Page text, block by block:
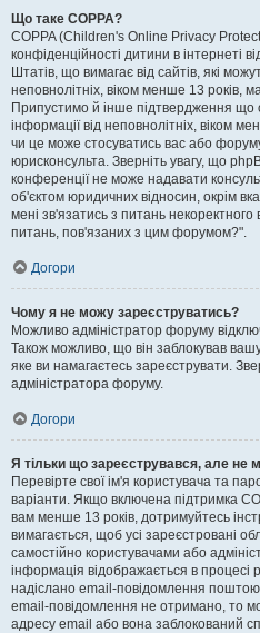
Що таке COPPA?
COPPA (Children's Online Privacy
конфіденційності дитини в інтернеті
Штатів, що вимагає від сайтів, які
неповнолітніх, віком менше 13 років,
Припустимо й інше підтвердження що
інформації від неповнолітніх, віком
чи це може стосуватись вас або
юрисконсульта. Зверніть увагу, що
конференції не може надавати
об'єктом юридичних відносин, окрім
мені зв'язатись з питань
питань, пов'язаних з цим форумом?".
Догори
Чому я не можу зареєструватись?
Можливо адміністратор форуму
Також можливо, що він заблокував
яке ви намагаєтесь зареєструвати.
адміністратора форуму.
Догори
Я тільки що зареєструвався, але не
Перевірте свої ім'я користувача та
варіанти. Якщо включена підтримка
вам менше 13 років, дотримуйтесь
вимагається, щоб усі зареєстровані
самостійно користувачами або
інформація відображається в процесі
надіслано email-повідомлення
email-повідомлення не отримано, то
адресу email або вона заблокований